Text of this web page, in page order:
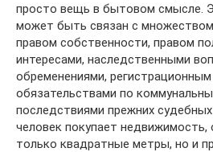
просто вещь в бытовом смысле.
может быть связан с множеством
правом собственности, правом
интересами, наследственными
обременениями,
обязательствами по
последствиями прежних
человек покупает недвижимость,
только квадратные метры, но и